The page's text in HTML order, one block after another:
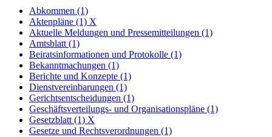
Abkommen (1)
Aktenpläne (1) X
Aktuelle Meldungen und Pressemitteilungen (1)
Amtsblatt (1)
Beiratsinformationen und Protokolle (1)
Bekanntmachungen (1)
Berichte und Konzepte (1)
Dienstvereinbarungen (1)
Gerichtsentscheidungen (1)
Geschäftsverteilungs- und Organisationspläne (1)
Gesetzblatt (1) X
Gesetze und Rechtsverordnungen (1)